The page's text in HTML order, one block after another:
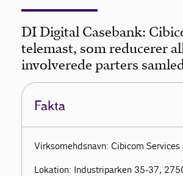
DI Digital Casebank:
telemast, som reducerer
involverede parters
Fakta
Virksomehdsnavn: Cibicom
Lokation: Industriparken 35-37,